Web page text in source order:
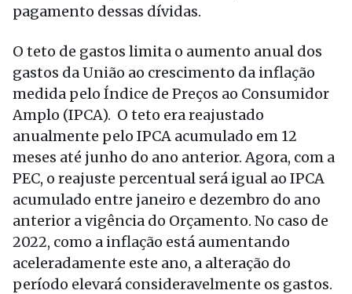
pagamento dessas dívidas.
O teto de gastos limita o aumento anual dos
gastos da União ao crescimento da inflação
medida pelo Índice de Preços ao Consumidor
Amplo (IPCA). O teto era reajustado
anualmente pelo IPCA acumulado em 12
meses até junho do ano anterior. Agora, com a
PEC, o reajuste percentual será igual ao IPCA
acumulado entre janeiro e dezembro do ano
anterior a vigência do Orçamento. No caso de
2022, como a inflação está aumentando
aceleradamente este ano, a alteração do
período elevará consideravelmente os gastos.